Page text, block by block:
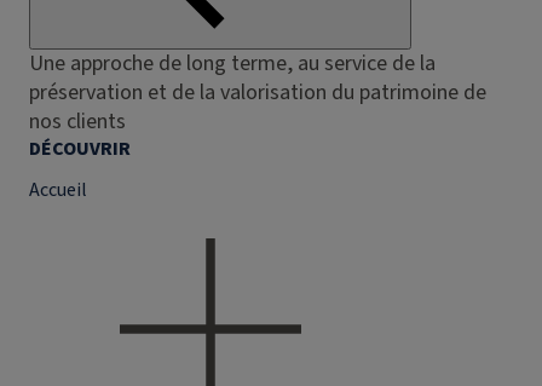
Une approche de long terme, au service de la
préservation et de la valorisation du patrimoine de
nos clients
DÉCOUVRIR
Accueil